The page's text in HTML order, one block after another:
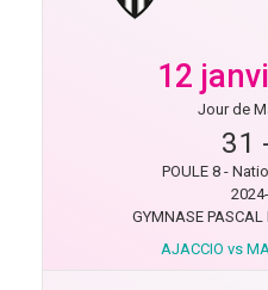
12
Jour de
31
POULE 8 -
GYMNASE
AJACCIO vs